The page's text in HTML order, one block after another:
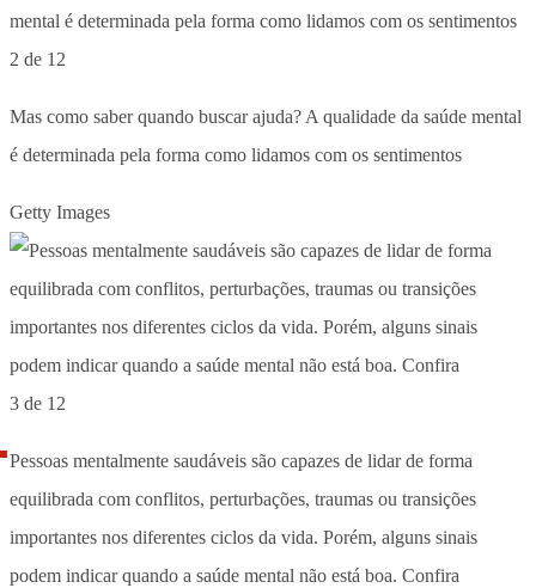
2 de 12
Mas como saber quando buscar ajuda? A qualidade da saúde mental
é determinada pela forma como lidamos com os sentimentos
Getty Images
3 de 12
Pessoas mentalmente saudáveis são capazes de lidar de forma
equilibrada com conflitos, perturbações, traumas ou transições
importantes nos diferentes ciclos da vida. Porém, alguns sinais
podem indicar quando a saúde mental não está boa. Confira